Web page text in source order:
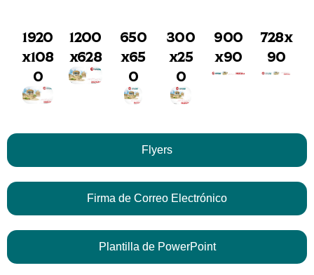
Flyers
Firma de Correo Electrónico
Plantilla de PowerPoint
1920
x108
0
1200
x628
650
x65
0
300
x25
0
900
x90
728x
90